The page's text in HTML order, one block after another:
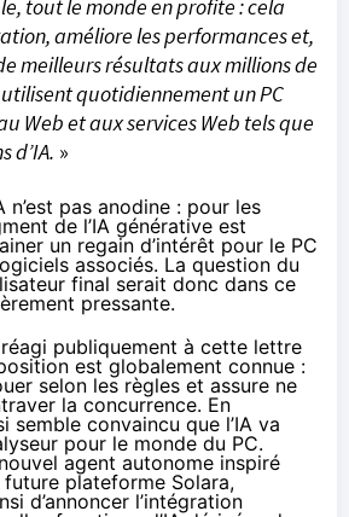
tout le monde en profite : cela
améliore les performances et,
meilleurs résultats aux millions de
quotidiennement un PC
Web et aux services Web tels que
d’IA. »
n’est pas anodine : pour les
de l’IA générative est
un regain d’intérêt pour le PC
associés. La question du
final serait donc dans ce
pressante.
publiquement à cette lettre
est globalement connue :
selon les règles et assure ne
la concurrence. En
semble convaincu que l’IA va
pour le monde du PC.
agent autonome inspiré
future plateforme Solara,
d’annoncer l’intégration